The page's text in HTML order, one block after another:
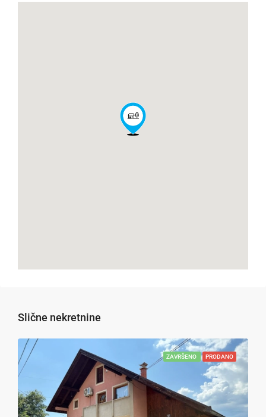
Slične nekretnine
ZAVRŠENO PRODANO